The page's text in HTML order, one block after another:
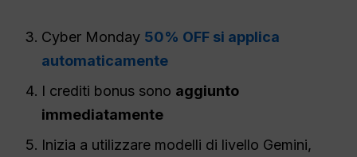
Cyber Monday 50% OFF si applica
automaticamente
I crediti bonus sono aggiunto
immediatamente
Inizia a utilizzare modelli di livello Gemini,